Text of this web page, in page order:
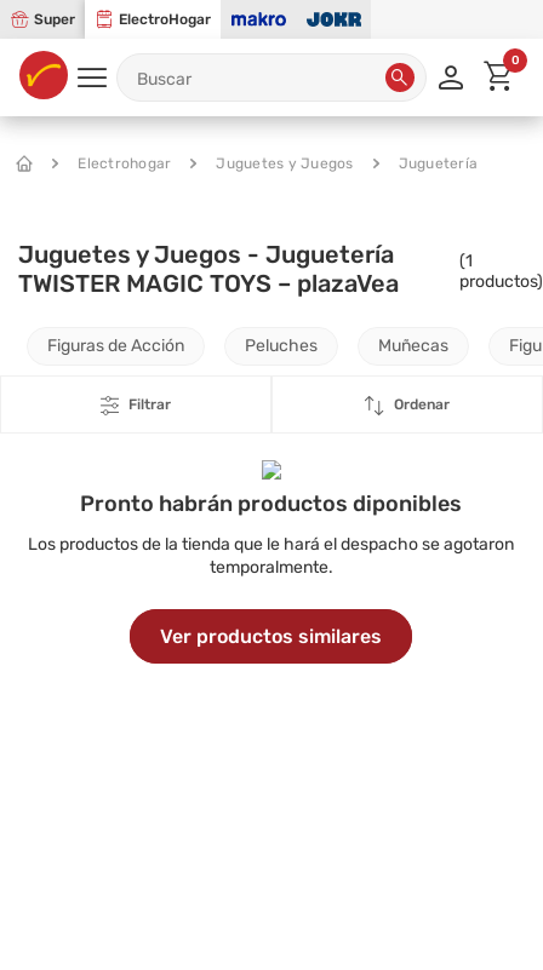
Super ElectroHogar
0
Electrohogar Juguetes y Juegos Juguetería
Juguetes y Juegos - Juguetería
TWISTER MAGIC TOYS – plazaVea
(1
productos)
Figuras de Acción Peluches Muñecas
Filtrar Ordenar
Pronto habrán productos diponibles
Los productos de la tienda que le hará el despacho se agotaron
temporalmente.
Ver productos similares